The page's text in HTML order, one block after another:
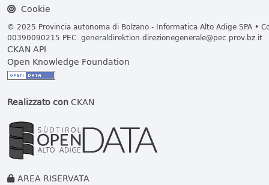
Cookie
© 2025 Provincia autonoma di Bolzano - Informatica Alto Adige SPA •
00390090215 PEC: generaldirektion.direzionegenerale@pec.prov.bz.it
CKAN API
Open Knowledge Foundation
Realizzato conCKAN
AREA RISERVATA